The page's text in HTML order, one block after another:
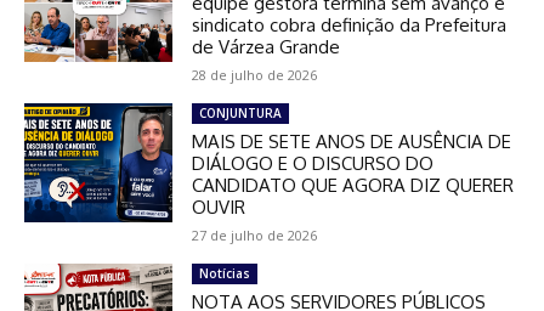
sindicato cobra definição da Prefeitura
de Várzea Grande
28 de julho de 2026
CONJUNTURA
MAIS DE SETE ANOS DE AUSÊNCIA DE
DIÁLOGO E O DISCURSO DO
CANDIDATO QUE AGORA DIZ QUERER
OUVIR
27 de julho de 2026
Notícias
NOTA AOS SERVIDORES PÚBLICOS